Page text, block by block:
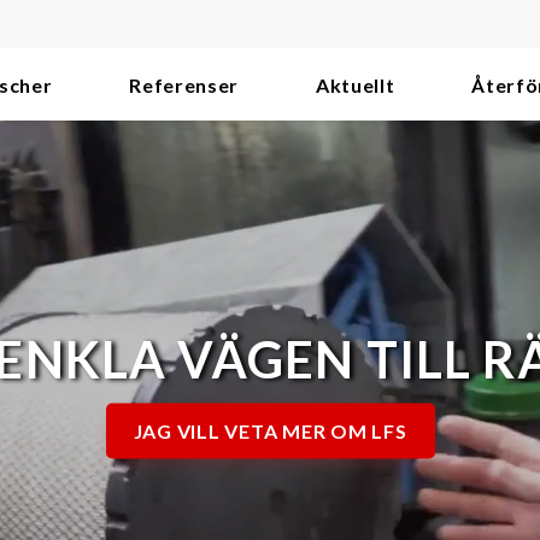
Referenser Aktuellt
VÄGEN TILL
JAG VILL VETA MER OM LFS